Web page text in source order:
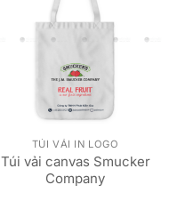
TÚI VẢI IN LOGO
Túi vải canvas Smucker
Company